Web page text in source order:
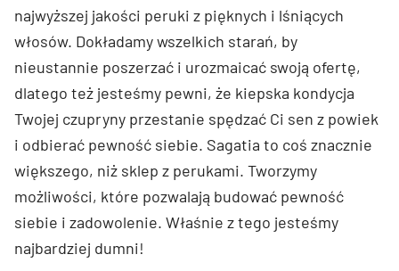
najwyższej jakości peruki z pięknych i lśniących
włosów. Dokładamy wszelkich starań, by
nieustannie poszerzać i urozmaicać swoją ofertę,
dlatego też jesteśmy pewni, że kiepska kondycja
Twojej czupryny przestanie spędzać Ci sen z powiek
i odbierać pewność siebie. Sagatia to coś znacznie
większego, niż sklep z perukami. Tworzymy
możliwości, które pozwalają budować pewność
siebie i zadowolenie. Właśnie z tego jesteśmy
najbardziej dumni!